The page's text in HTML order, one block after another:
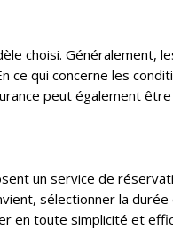
choisi. Généralement,
ce qui concerne les
peut également
un service de
sélectionner la
en toute simplicité et